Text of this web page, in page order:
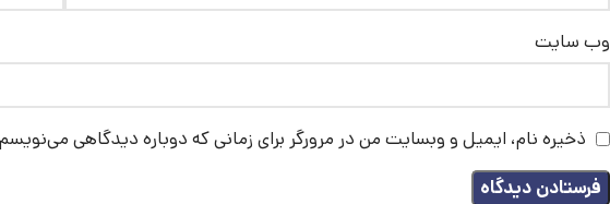
وب‌ سایت
ذخیره نام، ایمیل و وبسایت من در مرورگر برای زمانی که دوباره دیدگاهی